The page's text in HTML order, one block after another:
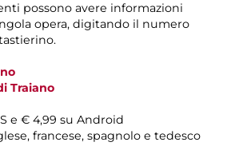
possono avere informazioni
opera, digitando il numero
Traiano
e € 4,99 su Android
francese, spagnolo e tedesco